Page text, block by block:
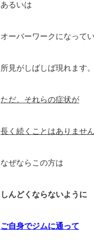
あるいは
オーバーワークになって
所見がしばしば現れます。
ただ、それらの症状が
長く続くことはありません
なぜならこの方は
しんどくならないように
ご自身でジムに通って